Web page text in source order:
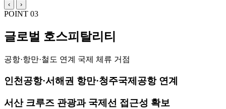
‹ ›
POINT 03
글로벌 호스피탈리티
공항·항만·철도 연계 국제 체류 거점
인천공항·서해권 항만·청주국제공항 연계
서산 크루즈 관광과 국제선 접근성 확보